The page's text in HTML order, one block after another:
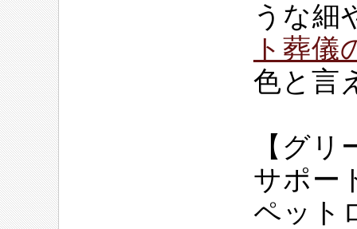
うな細
ト葬儀
色と言
【グ
サポー
ペット